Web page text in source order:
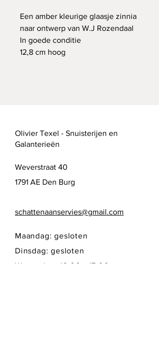
Een amber kleurige glaasje zinnia
naar ontwerp van W.J Rozendaal
In goede conditie
12,8 cm hoog
Olivier Texel - Snuisterijen en
Galanterieën
Weverstraat 40
1791 AE Den Burg
schattenaanservies@gmail.com
Maandag: gesloten
Dinsdag: gesloten
Woensdag: 10:00 - 17:00